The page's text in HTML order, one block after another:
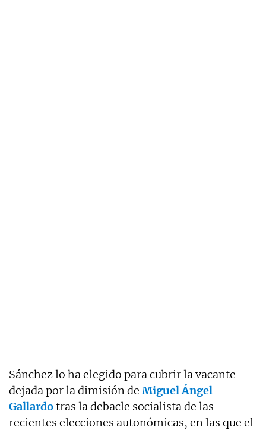
Sánchez lo ha elegido para cubrir la vacante
dejada por la dimisión de Miguel Ángel
Gallardotras la debacle socialista de las
recientes elecciones autonómicas, en las que el